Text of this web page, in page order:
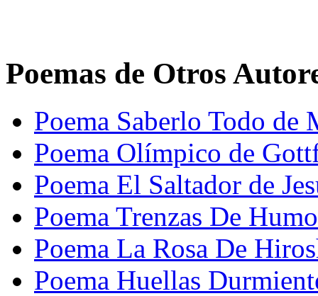
Poemas de Otros
Poema Saberlo Todo de
Poema Olímpico de
Poema El Saltador de
Poema Trenzas De
Poema La Rosa De
Poema Huellas